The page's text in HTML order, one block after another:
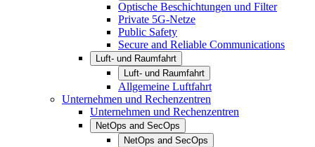
Optische Beschichtungen und Filter
Private 5G-Netze
Public Safety
Secure and Reliable Communications
Luft- und Raumfahrt
Luft- und Raumfahrt
Allgemeine Luftfahrt
Unternehmen und Rechenzentren
Unternehmen und Rechenzentren
NetOps and SecOps
NetOps and SecOps